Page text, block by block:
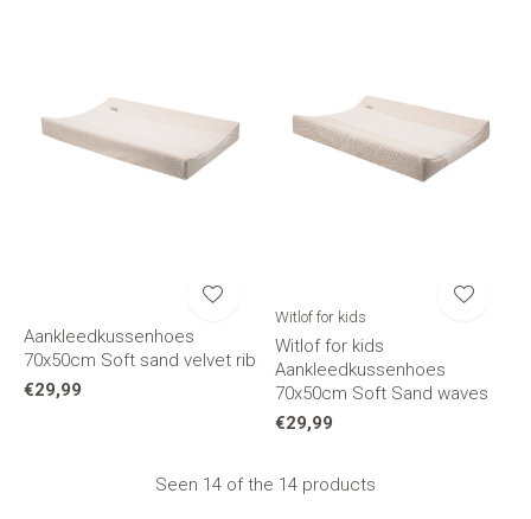
Aankleedkussenhoes
70x50cm Soft sand velvet rib
€29,99
Witlof for kids
Witlof for kids
Aankleedkussenhoes
70x50cm Soft Sand waves
€29,99
Seen 14 of the 14 products